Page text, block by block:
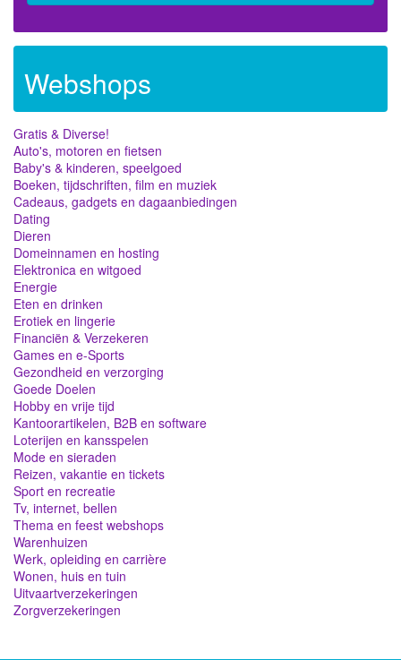
Webshops
Gratis & Diverse!
Auto's, motoren en fietsen
Baby's & kinderen, speelgoed
Boeken, tijdschriften, film en muziek
Cadeaus, gadgets en dagaanbiedingen
Dating
Dieren
Domeinnamen en hosting
Elektronica en witgoed
Energie
Eten en drinken
Erotiek en lingerie
Financiën & Verzekeren
Games en e-Sports
Gezondheid en verzorging
Goede Doelen
Hobby en vrije tijd
Kantoorartikelen, B2B en software
Loterijen en kansspelen
Mode en sieraden
Reizen, vakantie en tickets
Sport en recreatie
Tv, internet, bellen
Thema en feest webshops
Warenhuizen
Werk, opleiding en carrière
Wonen, huis en tuin
Uitvaartverzekeringen
Zorgverzekeringen